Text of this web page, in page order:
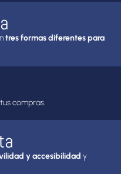
tres formas diferentes para
compras.
y accesibilidad y